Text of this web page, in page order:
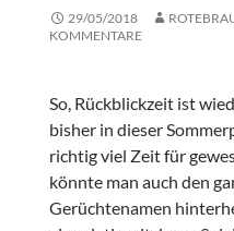
29/05/2018
KOMMENTARE
So, Rückblickzeit ist
bisher in dieser
richtig viel Zeit für
könnte man auch den
Gerüchtenamen